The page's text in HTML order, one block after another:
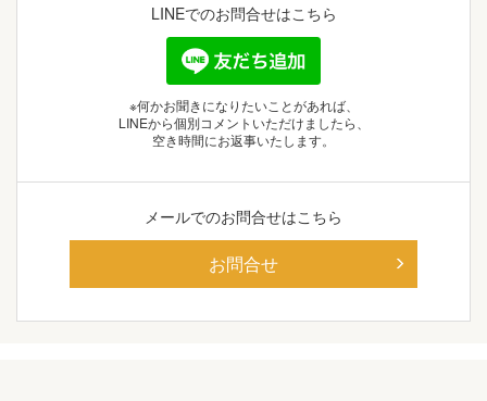
LINEでのお問合せはこちら
※何かお聞きになりたいことがあれば、
LINEから個別コメントいただけましたら、
空き時間にお返事いたします。
メールでのお問合せはこちら
お問合せ